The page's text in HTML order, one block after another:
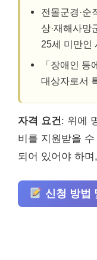
전몰군경·순
상·재해사망
25세 미만인
「장애인
대상자로서
자격 요건: 위에
비를 지원받을
되어 있어야 하
신청 방법